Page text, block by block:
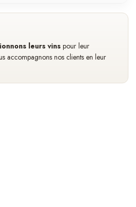
leurs vins pour leur
accompagnons nos clients en leur